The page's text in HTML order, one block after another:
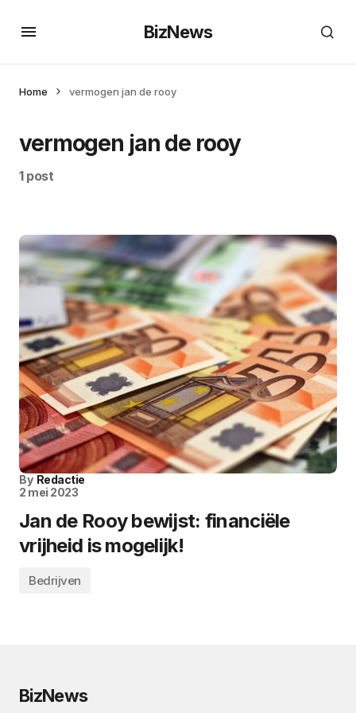
BizNews
Home vermogen jan de rooy
vermogen jan de rooy
1 post
By Redactie
2 mei 2023
Jan de Rooy bewijst: financiële
vrijheid is mogelijk!
Bedrijven
BizNews